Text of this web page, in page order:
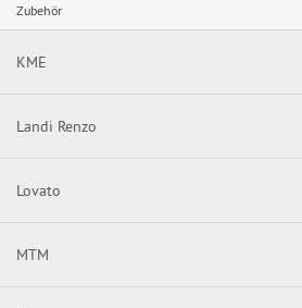
Zubehör
KME
Landi Renzo
Lovato
MTM